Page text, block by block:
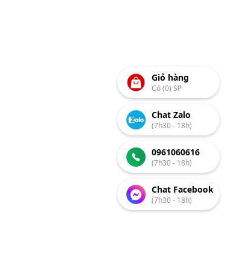
Giỏ hàng
Có (0) SP
Chat Zalo
(7h30 - 18h)
0961060616
(7h30 - 18h)
Chat Facebook
(7h30 - 18h)